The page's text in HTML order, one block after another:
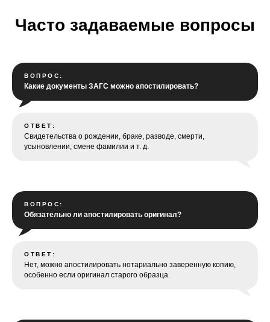
Часто задаваемые вопросы
ВОПРОС:
Какие документы ЗАГС можно апостилировать?
ОТВЕТ:
Свидетельства о рождении, браке, разводе, смерти,
усыновлении, смене фамилии и т. д.
ВОПРОС:
Обязательно ли апостилировать оригинал?
ОТВЕТ:
Нет, можно апостилировать нотариально заверенную копию,
особенно если оригинал старого образца.